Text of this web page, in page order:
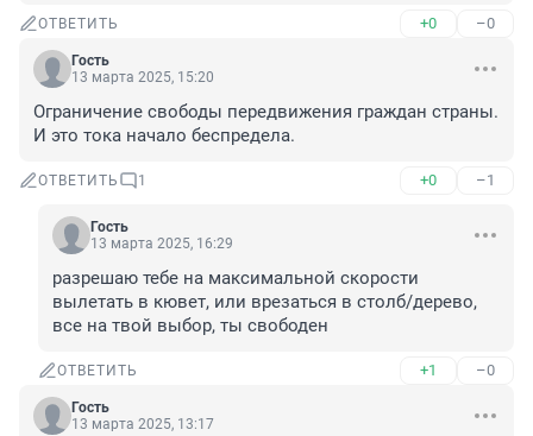
ОТВЕТИТЬ +0 –0
Гость
13 марта 2025, 15:20
Ограничение свободы передвижения граждан страны.
И это тока начало беспредела.
ОТВЕТИТЬ 1 +0 –1
Гость
13 марта 2025, 16:29
разрешаю тебе на максимальной скорости
вылетать в кювет, или врезаться в столб/дерево,
все на твой выбор, ты свободен
ОТВЕТИТЬ +1 –0
Гость
13 марта 2025, 13:17